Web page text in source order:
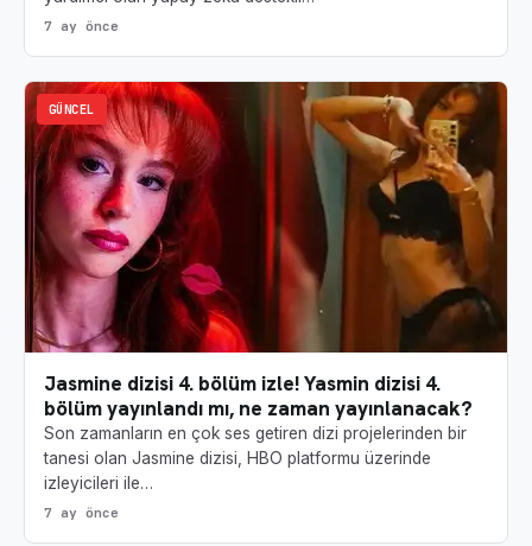
7 ay önce
GÜNCEL
Jasmine dizisi 4. bölüm izle! Yasmin dizisi 4.
bölüm yayınlandı mı, ne zaman yayınlanacak?
Son zamanların en çok ses getiren dizi projelerinden bir
tanesi olan Jasmine dizisi, HBO platformu üzerinde
izleyicileri ile…
7 ay önce